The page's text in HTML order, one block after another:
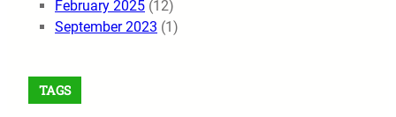
February 2025 (12)
September 2023 (1)
TAGS